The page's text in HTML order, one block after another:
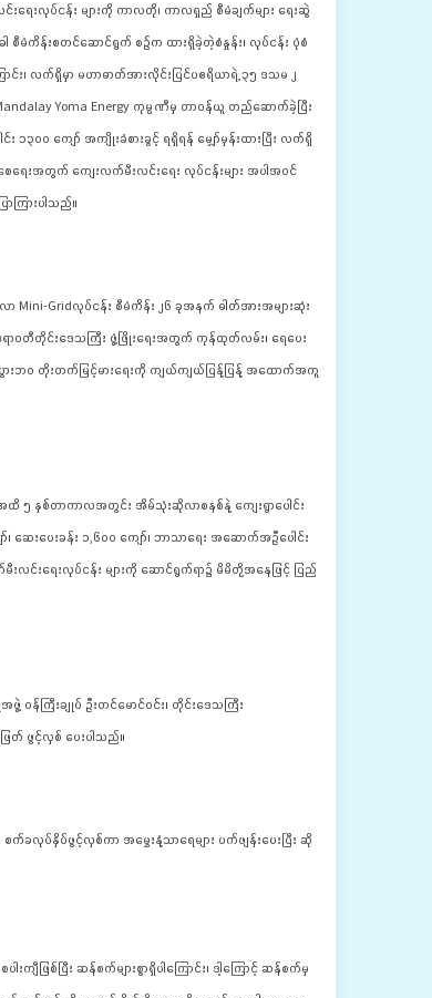
ရေးလုပ်ငန်း များကို ကာလတို၊ ကာလရှည် စီမံချက်များ ရေးဆွဲ
စီမံကိန်းစတင်ဆောင်ရွက် စဉ်က ထားရှိခဲ့တဲ့စံနှုန်း၊ လုပ်ငန်း ပုံစံ
း၊ လက်ရှိမှာ မဟာဓာတ်အားလိုင်းပြင်ပဧရိယာရဲ့ ၃၅ ဒသမ ၂
Yoma Energy ကုမ္ပဏီမှ တာဝန်ယူ တည်ဆောက်ခဲ့ပြီး
၃၀၀ ကျော် အကျိုးခံစားခွင့် ရရှိရန် မျှော်မှန်းထားပြီး လက်ရှိ
ေရေးအတွက် ကျေးလက်မီးလင်းရေး လုပ်ငန်းများ အပါအဝင်
ကြားပါသည်။
Gridလုပ်ငန်း စီမံကိန်း ၂၆ ခုအနက် ဓါတ်အားအများဆုံး
ဧရာ၀တီတိုင်းဒေသကြီး ဖွံ့ဖြိုးရေးအတွက် ကုန်ထုတ်လမ်း၊ ရေပေး
ပွားဘဝ တိုးတက်မြင့်မားရေးကို ကျယ်ကျယ်ပြန့်ပြန့် အထောက်အကူ
ထိ ၅ နှစ်တာကာလအတွင်း အိမ်သုံးဆိုလာစနစ်နဲ့ ကျေးရွာပေါင်း
၊ ဆေးပေးခန်း ၁,၆၀၀ ကျော်၊ ဘာသာရေး အဆောက်အဦပေါင်း
းလင်းရေးလုပ်ငန်း များကို ဆောင်ရွက်ရာ၌ မိမိတို့အနေဖြင့် ပြည်
ဝန်ကြီးချုပ် ဦးတင်မောင်ဝင်း၊ တိုင်းဒေသကြီး
ြတ် ဖွင့်လှစ် ပေးပါသည်။
က်ခလုပ်နှိပ်ဖွင့်လှစ်ကာ အမွှေးနံ့သာရေများ ပက်ဖျန်းပေးပြီး ဆို
စ်ပြီး ဆန်စက်များစွာရှိပါကြောင်း၊ ဒါ့ကြောင့် ဆန်စက်မှ